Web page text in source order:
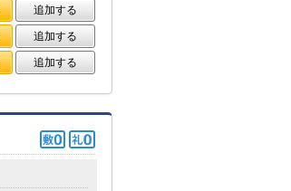
追加する
追加する
追加する